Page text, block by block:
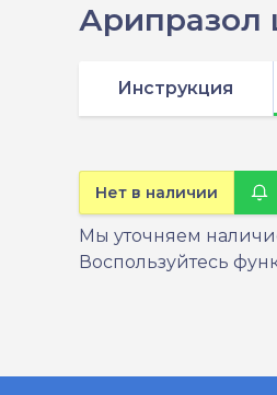
Арипразол
Инструкция
Нет в наличии
Мы уточняем
Воспользуйтесь